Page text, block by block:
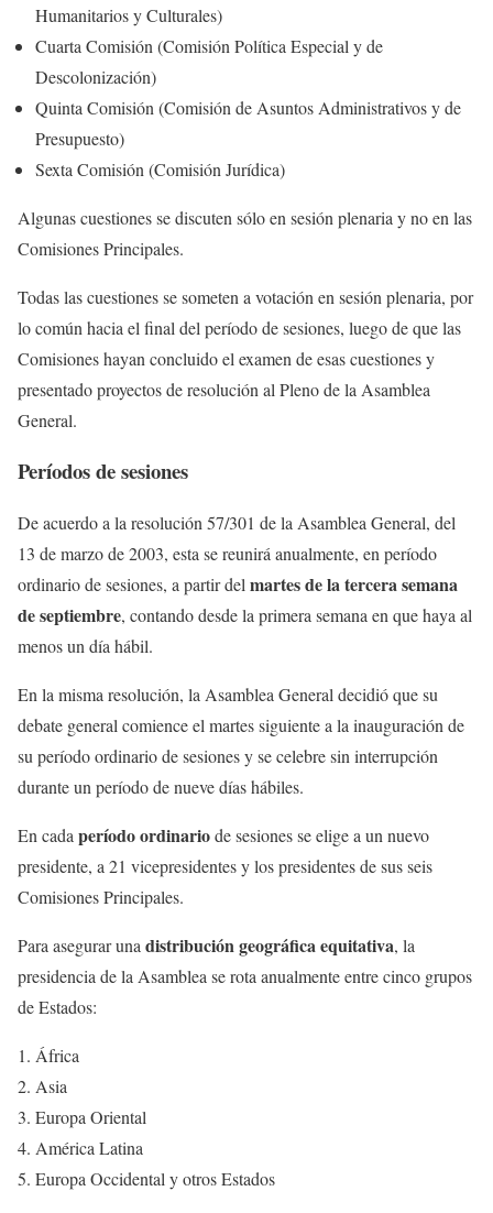
Humanitarios y Culturales)
Cuarta Comisión (Comisión Política Especial y de
Descolonización)
Quinta Comisión (Comisión de Asuntos Administrativos y de
Presupuesto)
Sexta Comisión (Comisión Jurídica)
Algunas cuestiones se discuten sólo en sesión plenaria y no en las
Comisiones Principales.
Todas las cuestiones se someten a votación en sesión plenaria, por
lo común hacia el final del período de sesiones, luego de que las
Comisiones hayan concluido el examen de esas cuestiones y
presentado proyectos de resolución al Pleno de la Asamblea
General.
Períodos de sesiones
De acuerdo a la resolución 57/301 de la Asamblea General, del
13 de marzo de 2003, esta se reunirá anualmente, en período
ordinario de sesiones, a partir del martes de la tercera semana
de septiembre, contando desde la primera semana en que haya al
menos un día hábil.
En la misma resolución, la Asamblea General decidió que su
debate general comience el martes siguiente a la inauguración de
su período ordinario de sesiones y se celebre sin interrupción
durante un período de nueve días hábiles.
En cada períodoordinariode sesiones se elige a un nuevo
presidente, a 21 vicepresidentes y los presidentes de sus seis
Comisiones Principales.
Para asegurar una distribución geográfica equitativa, la
presidencia de la Asamblea se rota anualmente entre cinco grupos
de Estados:
África
Asia
Europa Oriental
América Latina
Europa Occidental y otros Estados